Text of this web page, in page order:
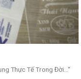
Thực Tế Trong Đời..."